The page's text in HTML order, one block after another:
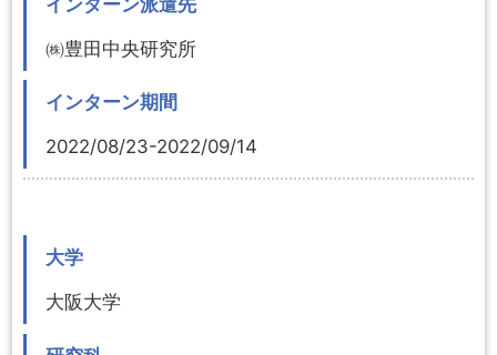
㈱豊田中央研究所
インターン期間
2022/08/23-2022/09/14
大学
大阪大学